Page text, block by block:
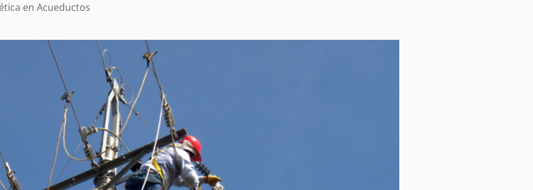
en Acueductos